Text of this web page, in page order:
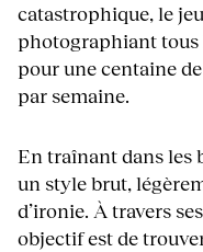
catastrophique, le
photographiant tous
pour une centaine
par semaine.
En traînant dans les
un style brut,
d’ironie. À travers
objectif est de